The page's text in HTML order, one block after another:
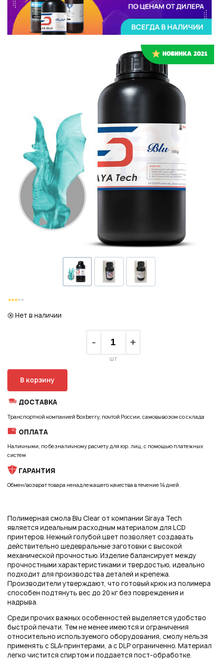
Нет в наличии
- +
шт
В корзину
ДОСТАВКА
Транспортной компанией Boxberry, почтой России, самовывозом со склада
ОПЛАТА
Наличными, по безналичному расчету для юр. лиц, с помощью платежных
систем
ГАРАНТИЯ
Обмен/возврат товара ненадлежащего качества в течение 14 дней.
Полимерная смола Blu Clear от компании Siraya Tech
является идеальным расходным материалом для LCD
принтеров. Нежный голубой цвет позволяет создавать
действительно шедевральные заготовки с высокой
механической прочностью. Изделие балансирует между
прочностными характеристиками и твердостью, идеально
подходит для производства деталей и крепежа.
Производители утверждают, что готовый крюк из полимера
способен подтянуть вес до 20 кг без повреждения и
надрыва.
Среди прочих важных особенностей выделяется удобство
быстрой печати. Тем не менее имеются и ограничения
относительно используемого оборудования, смолу нельзя
применять с SLA-принтерами, а с DLP ограниченно. Материал
легко чистится спиртом и поддается пост-обработке.
Регистрация Авторизация
Накопительные скидки
Розыгрыши подарков
Доступ в закрытый клуб
Или войти через соц сети
ВОЙТИ ЧЕРЕЗ GOOGLE
Нажимая на кнопку "Отправить", вы даете согласие на обработку
персональных данных
Нажимая на кнопку "Отправить", вы даете согласие на обработку
персональных данных
Или войти через соц сети
ВОЙТИ ЧЕРЕЗ GOOGLE
Отправить
Нажимая на кнопку "Отправить", вы даете согласие на обработку
персональных данных